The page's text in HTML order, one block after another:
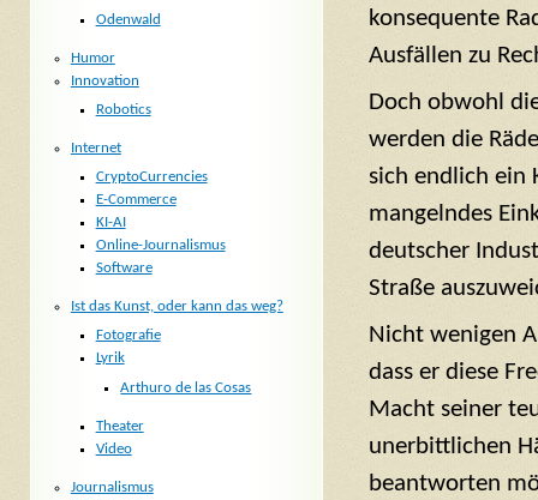
konsequente
Ausfällen zu
Doch obwohl
werden die
sich endlich ein
mangelndes
deutscher
Straße
Nicht wenigen
dass er diese
Macht seiner
unerbittlichen
beantworten
Odenwald
Humor
Innovation
Robotics
Internet
CryptoCurrencies
E-Commerce
KI-AI
Online-Journalismus
Software
Ist das Kunst, oder kann das weg?
Fotografie
Lyrik
Arthuro de las Cosas
Theater
Video
Journalismus